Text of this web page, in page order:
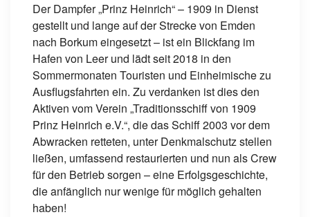
Der Dampfer „Prinz Heinrich“ – 1909 in Dienst
gestellt und lange auf der Strecke von Emden
nach Borkum eingesetzt – ist ein Blickfang im
Hafen von Leer und lädt seit 2018 in den
Sommermonaten Touristen und Einheimische zu
Ausflugsfahrten ein. Zu verdanken ist dies den
Aktiven vom Verein „Traditionsschiff von 1909
Prinz Heinrich e.V.“, die das Schiff 2003 vor dem
Abwracken retteten, unter Denkmalschutz stellen
ließen, umfassend restaurierten und nun als Crew
für den Betrieb sorgen – eine Erfolgsgeschichte,
die anfänglich nur wenige für möglich gehalten
haben!